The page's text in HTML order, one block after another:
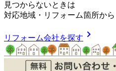
見つからないときは
対応地域 ・ リフォーム箇所から
リフォーム会社を探す chevron_right